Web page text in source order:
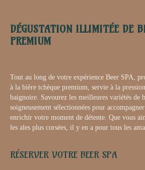
DÉGUSTATION ILLIMITÉE DE
PREMIUM
Tout au long de votre expérience Beer SPA,
à la bière tchèque premium, servie à la
baignoire. Savourez les meilleures variétés de
soigneusement sélectionnées pour
enrichir votre moment de détente. Que vous
les ales plus corsées, il y en a pour tous les
RÉSERVER VOTRE BEER SPA